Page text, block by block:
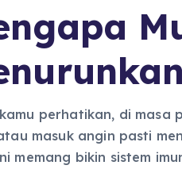
perhatikan, di masa
masuk angin pasti
memang bikin sistem